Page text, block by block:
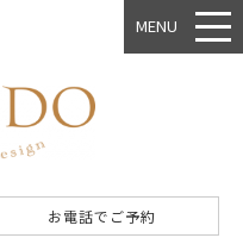
お電話でご予約
MENU